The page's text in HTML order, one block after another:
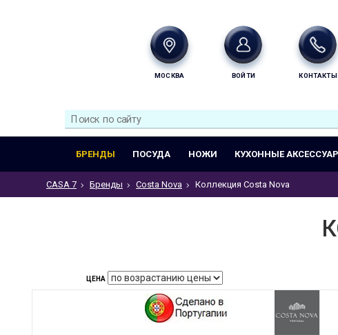
МОСКВА ВОЙТИ КОНТАКТЫ
БРЕНДЫ ПОСУДА НОЖИ КУХОННЫЕ
CASA 7 Бренды Costa Nova Коллекция Costa Nova
ЦЕНА